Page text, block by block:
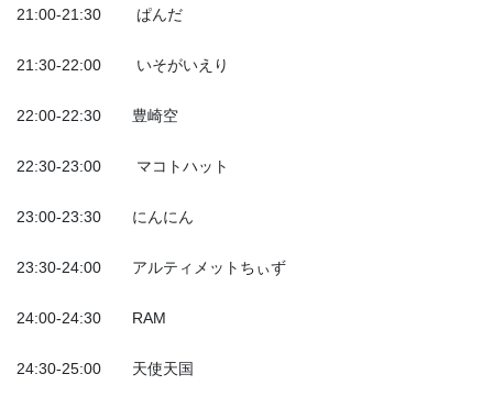
21:00-21:30 ぱんだ
21:30-22:00 いそがいえり
22:00-22:30 豊崎空
22:30-23:00 マコトハット
23:00-23:30 にんにん
23:30-24:00 アルティメットちぃず
24:00-24:30 RAM
24:30-25:00 天使天国